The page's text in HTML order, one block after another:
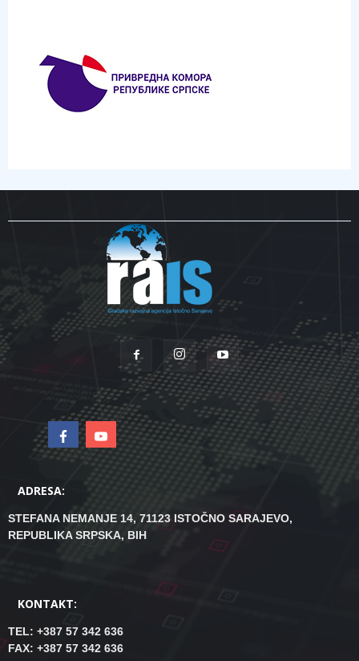
ADRESA:
STEFANA NEMANJE 14, 71123 ISTOČNO SARAJEVO,
REPUBLIKA SRPSKA, BIH
KONTAKT:
TEL: +387 57 342 636
FAX: +387 57 342 636